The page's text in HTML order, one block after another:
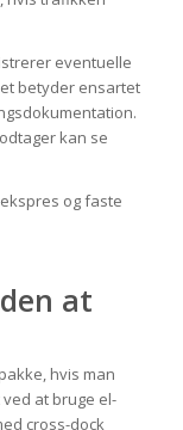
eventuelle
betyder ensartet
kan se
og faste
at
hvis man
at bruge el-
cross-dock